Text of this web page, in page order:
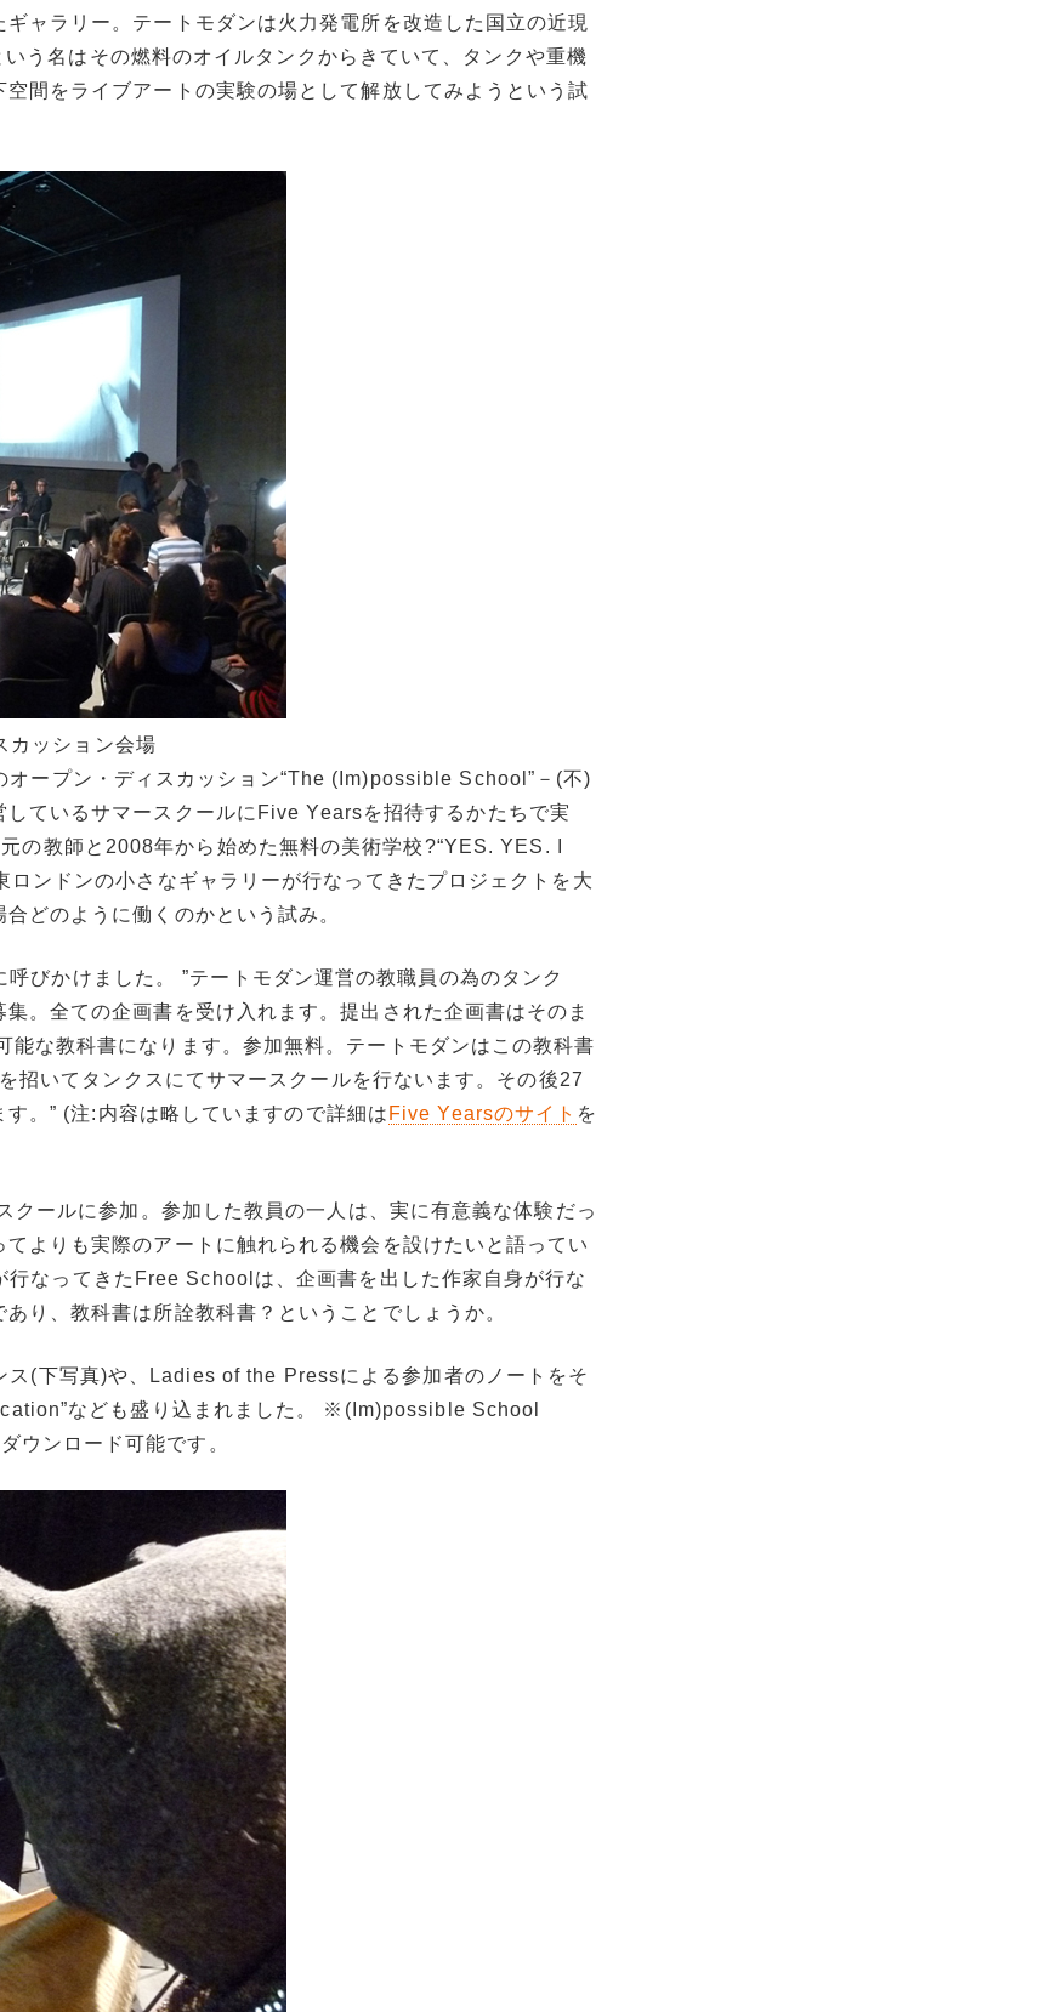
ャラリー。テートモダンは火力発電所を改造した国立の近現
う名はその燃料のオイルタンクからきていて、タンクや重機
間をライブアートの実験の場として解放してみようという試
カッション会場
オープン・ディスカッション“The (Im)possible School”－(不)
ているサマースクールにFive Yearsを招待するかたちで実
教師と2008年から始めた無料の美術学校?“YES. YES. I
ンドンの小さなギャラリーが行なってきたプロジェクトを大
どのように働くのかという試み。
呼びかけました。”テートモダン運営の教職員の為のタンク
。全ての企画書を受け入れます。提出された企画書はそのま
な教科書になります。参加無料。テートモダンはこの教科書
招いてタンクスにてサマースクールを行ないます。その後27
。” (注:内容は略していますので詳細は Five Yearsのサイト を
ールに参加。参加した教員の一人は、実に有意義な体験だっ
よりも実際のアートに触れられる機会を設けたいと語ってい
なってきたFree Schoolは、企画書を出した作家自身が行な
り、教科書は所詮教科書？ということでしょうか。
(下写真)や、Ladies of the Pressによる参加者のノートをそ
なども盛り込まれました。 ※(Im)possible School
ウンロード可能です。